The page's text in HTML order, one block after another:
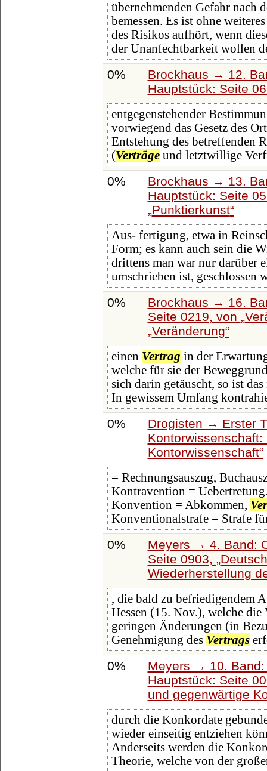
übernehmenden Gefahr nach
bemessen. Es ist ohne
des Risikos aufhört, wenn
der Unanfechtbarkeit wollen
0%
Brockhaus → 12.
Hauptstück: Seite
entgegenstehender
vorwiegend das Gesetz des
Entstehung des betreffenden
(Verträgeund letztwillige
0%
Brockhaus → 13.
Hauptstück: Seite
Punktierkunst
Aus- fertigung, etwa in
Form; es kann auch sein die
drittens man war nur darüber
umschrieben ist, geschlossen
0%
Brockhaus → 16.
Seite 0219, von
Veränderung
einen Vertrag in der
welche für sie der
sich darin getäuscht, so ist
In gewissem Umfang
0%
Drogisten → Erster
Kontorwissenschaft
= Rechnungsauszug,
Kontravention =
Konvention = Abkommen,
Konventionalstrafe = Strafe
0%
Meyers → 4. Band:
Seite 0903,
Wiederherstellung
, die bald zu befriedigendem
Hessen (15. Nov.), welche die
geringen Änderungen (in
Genehmigung des Vertrags
0%
Meyers → 10.
Hauptstück: Seite
und gegenwärtige
durch die Konkordate
wieder einseitig entziehen
Anderseits werden die
Theorie, welche von der